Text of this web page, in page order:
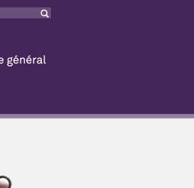
Rechercher